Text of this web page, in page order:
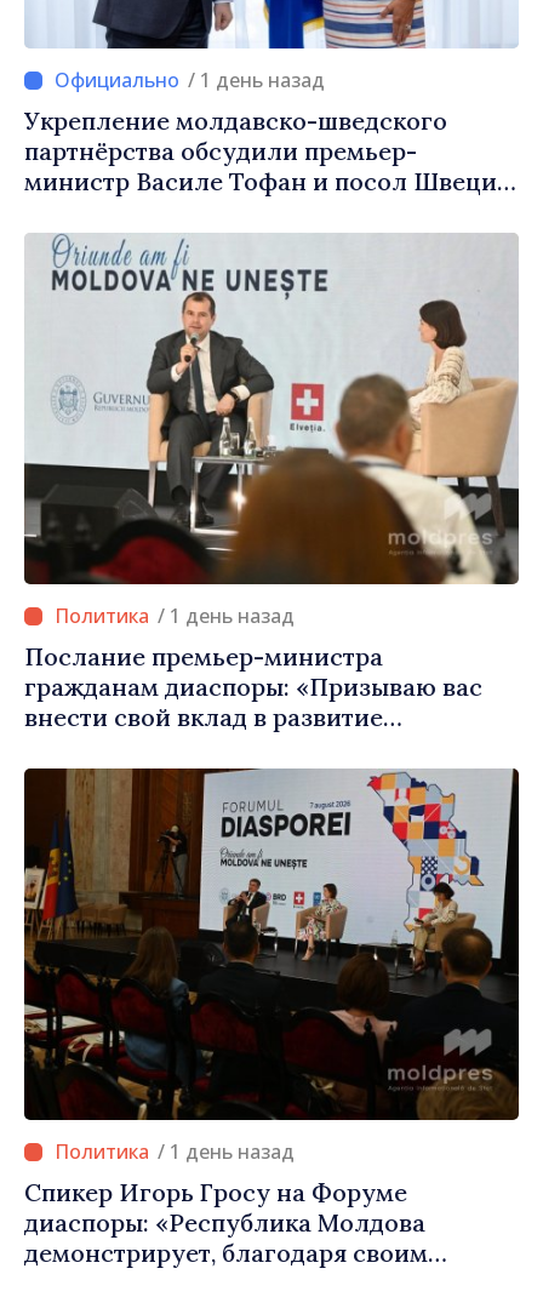
/ 1 день назад
Укрепление молдавско-шведского
партнёрства обсудили премьер-
министр Василе Тофан и посол Швеции
/ 1 день назад
Послание премьер-министра
гражданам диаспоры: «Призываю вас
внести свой вклад в развитие
/ 1 день назад
Спикер Игорь Гросу на Форуме
диаспоры: «Республика Молдова
демонстрирует, благодаря своим